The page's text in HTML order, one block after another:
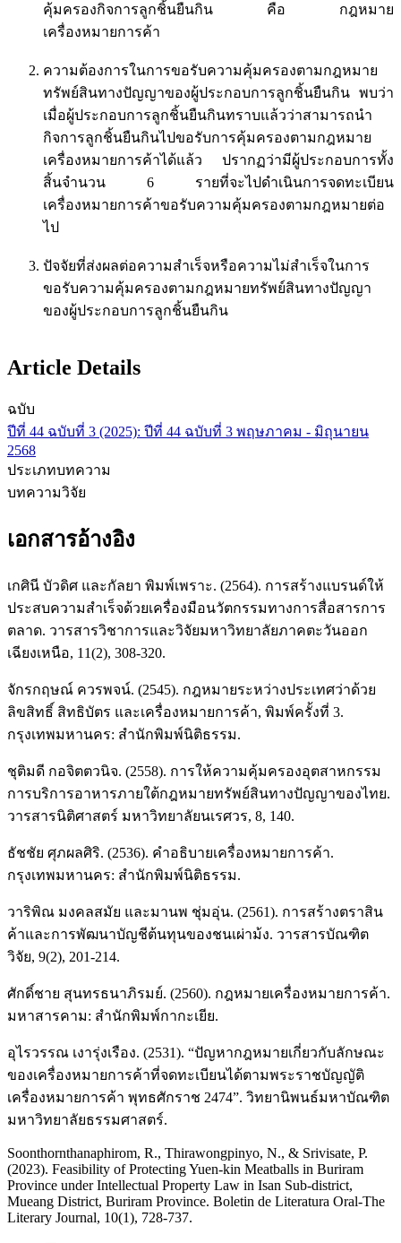
คุ้มครองกิจการลูกชิ้นยืนกิน คือ กฎหมาย
เครื่องหมายการค้า
ความต้องการในการขอรับความคุ้มครองตามกฎหมาย
ทรัพย์สินทางปัญญาของผู้ประกอบการลูกชิ้นยืนกิน พบว่า
เมื่อผู้ประกอบการลูกชิ้นยืนกินทราบแล้วว่าสามารถนำ
กิจการลูกชิ้นยืนกินไปขอรับการคุ้มครองตามกฎหมาย
เครื่องหมายการค้าได้แล้ว ปรากฏว่ามีผู้ประกอบการทั้ง
สิ้นจำนวน 6 รายที่จะไปดำเนินการจดทะเบียน
เครื่องหมายการค้าขอรับความคุ้มครองตามกฎหมายต่อ
ไป
ปัจจัยที่ส่งผลต่อความสำเร็จหรือความไม่สำเร็จในการ
ขอรับความคุ้มครองตามกฎหมายทรัพย์สินทางปัญญา
ของผู้ประกอบการลูกชิ้นยืนกิน
Article Details
ฉบับ
ปีที่ 44 ฉบับที่ 3 (2025): ปีที่ 44 ฉบับที่ 3 พฤษภาคม - มิถุนายน
2568
ประเภทบทความ
บทความวิจัย
เอกสารอ้างอิง
เกศินี บัวดิศ และกัลยา พิมพ์เพราะ. (2564). การสร้างแบรนด์ให้
ประสบความสำเร็จด้วยเครื่องมือนวัตกรรมทางการสื่อสารการ
ตลาด. วารสารวิชาการและวิจัยมหาวิทยาลัยภาคตะวันออก
เฉียงเหนือ, 11(2), 308-320.
จักรกฤษณ์ ควรพจน์. (2545). กฎหมายระหว่างประเทศว่าด้วย
ลิขสิทธิ์ สิทธิบัตร และเครื่องหมายการค้า, พิมพ์ครั้งที่ 3.
กรุงเทพมหานคร: สำนักพิมพ์นิติธรรม.
ชุติมดี กอจิตตวนิจ. (2558). การให้ความคุ้มครองอุตสาหกรรม
การบริการอาหารภายใต้กฎหมายทรัพย์สินทางปัญญาของไทย.
วารสารนิติศาสตร์ มหาวิทยาลัยนเรศวร, 8, 140.
ธัชชัย ศุภผลศิริ. (2536). คำอธิบายเครื่องหมายการค้า.
กรุงเทพมหานคร: สำนักพิมพ์นิติธรรม.
วาริพิณ มงคลสมัย และมานพ ชุ่มอุ่น. (2561). การสร้างตราสิน
ค้าและการพัฒนาบัญชีต้นทุนของชนเผ่าม้ง. วารสารบัณฑิต
วิจัย, 9(2), 201-214.
ศักดิ์ชาย สุนทรธนาภิรมย์. (2560). กฎหมายเครื่องหมายการค้า.
มหาสารคาม: สำนักพิมพ์กากะเยีย.
อุไรวรรณ เงารุ่งเรือง. (2531). “ปัญหากฎหมายเกี่ยวกับลักษณะ
ของเครื่องหมายการค้าที่จดทะเบียนได้ตามพระราชบัญญัติ
เครื่องหมายการค้า พุทธศักราช 2474”. วิทยานิพนธ์มหาบัณฑิต
มหาวิทยาลัยธรรมศาสตร์.
Soonthornthanaphirom, R., Thirawongpinyo, N., & Srivisate, P.
(2023). Feasibility of Protecting Yuen-kin Meatballs in Buriram
Province under Intellectual Property Law in Isan Sub-district,
Mueang District, Buriram Province. Boletin de Literatura Oral-The
Literary Journal, 10(1), 728-737.